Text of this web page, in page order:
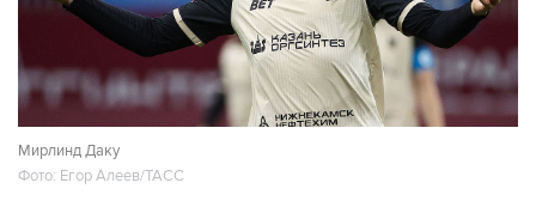
Мирлинд Даку
Фото: Егор Алеев/ТАСС